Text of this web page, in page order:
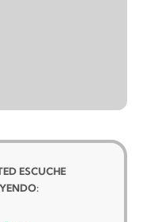
ESCUCHE